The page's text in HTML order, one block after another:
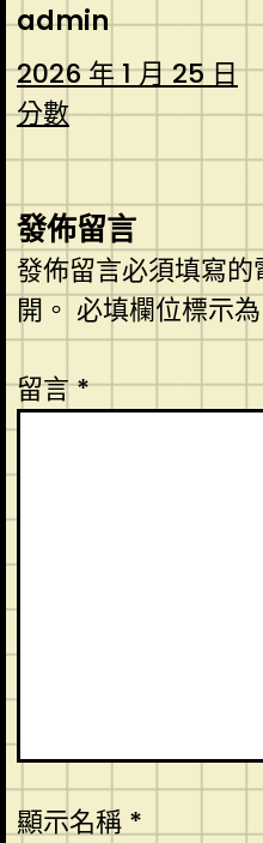
admin
2026 年 1 月 25 日
分數
發佈留言
發佈留言必須填寫
開。 必填欄位標示為
留言*
顯示名稱 *